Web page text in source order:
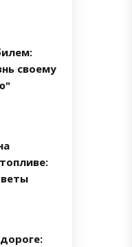
своему